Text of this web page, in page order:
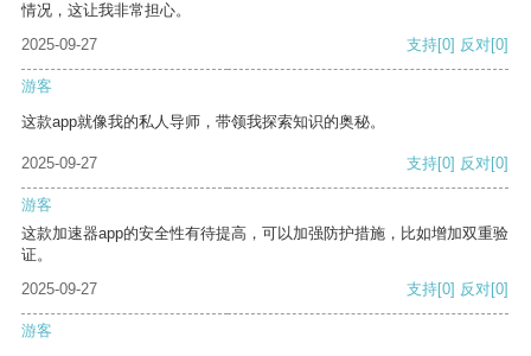
情况，这让我非常担心。
2025-09-27
支持[0] 反对[0]
游客
这款app就像我的私人导师，带领我探索知识的奥秘。
2025-09-27 支持[0] 反对[0]
游客
这款加速器app的安全性有待提高，可以加强防护措施，比如增加双重验
证。
2025-09-27
支持[0] 反对[0]
游客